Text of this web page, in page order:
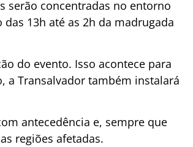
serão concentradas no entorno
13h até as 2h da madrugada
do evento. Isso acontece para
a Transalvador também instalará
antecedência e, sempre que
regiões afetadas.